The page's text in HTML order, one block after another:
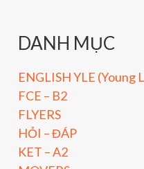
DANH MỤC
ENGLISH YLE (Young
FCE – B2
FLYERS
HỎI – ĐÁP
KET – A2